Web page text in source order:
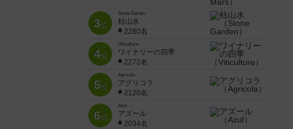
3位
Stone Garden
枯山水
2280名
4位
Viticulture
ワイナリーの四季
2272名
5位
Agricola
アグリコラ
2120名
6位
Azul
アズール
2034名